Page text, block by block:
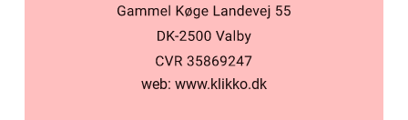
web: www.klikko.dk